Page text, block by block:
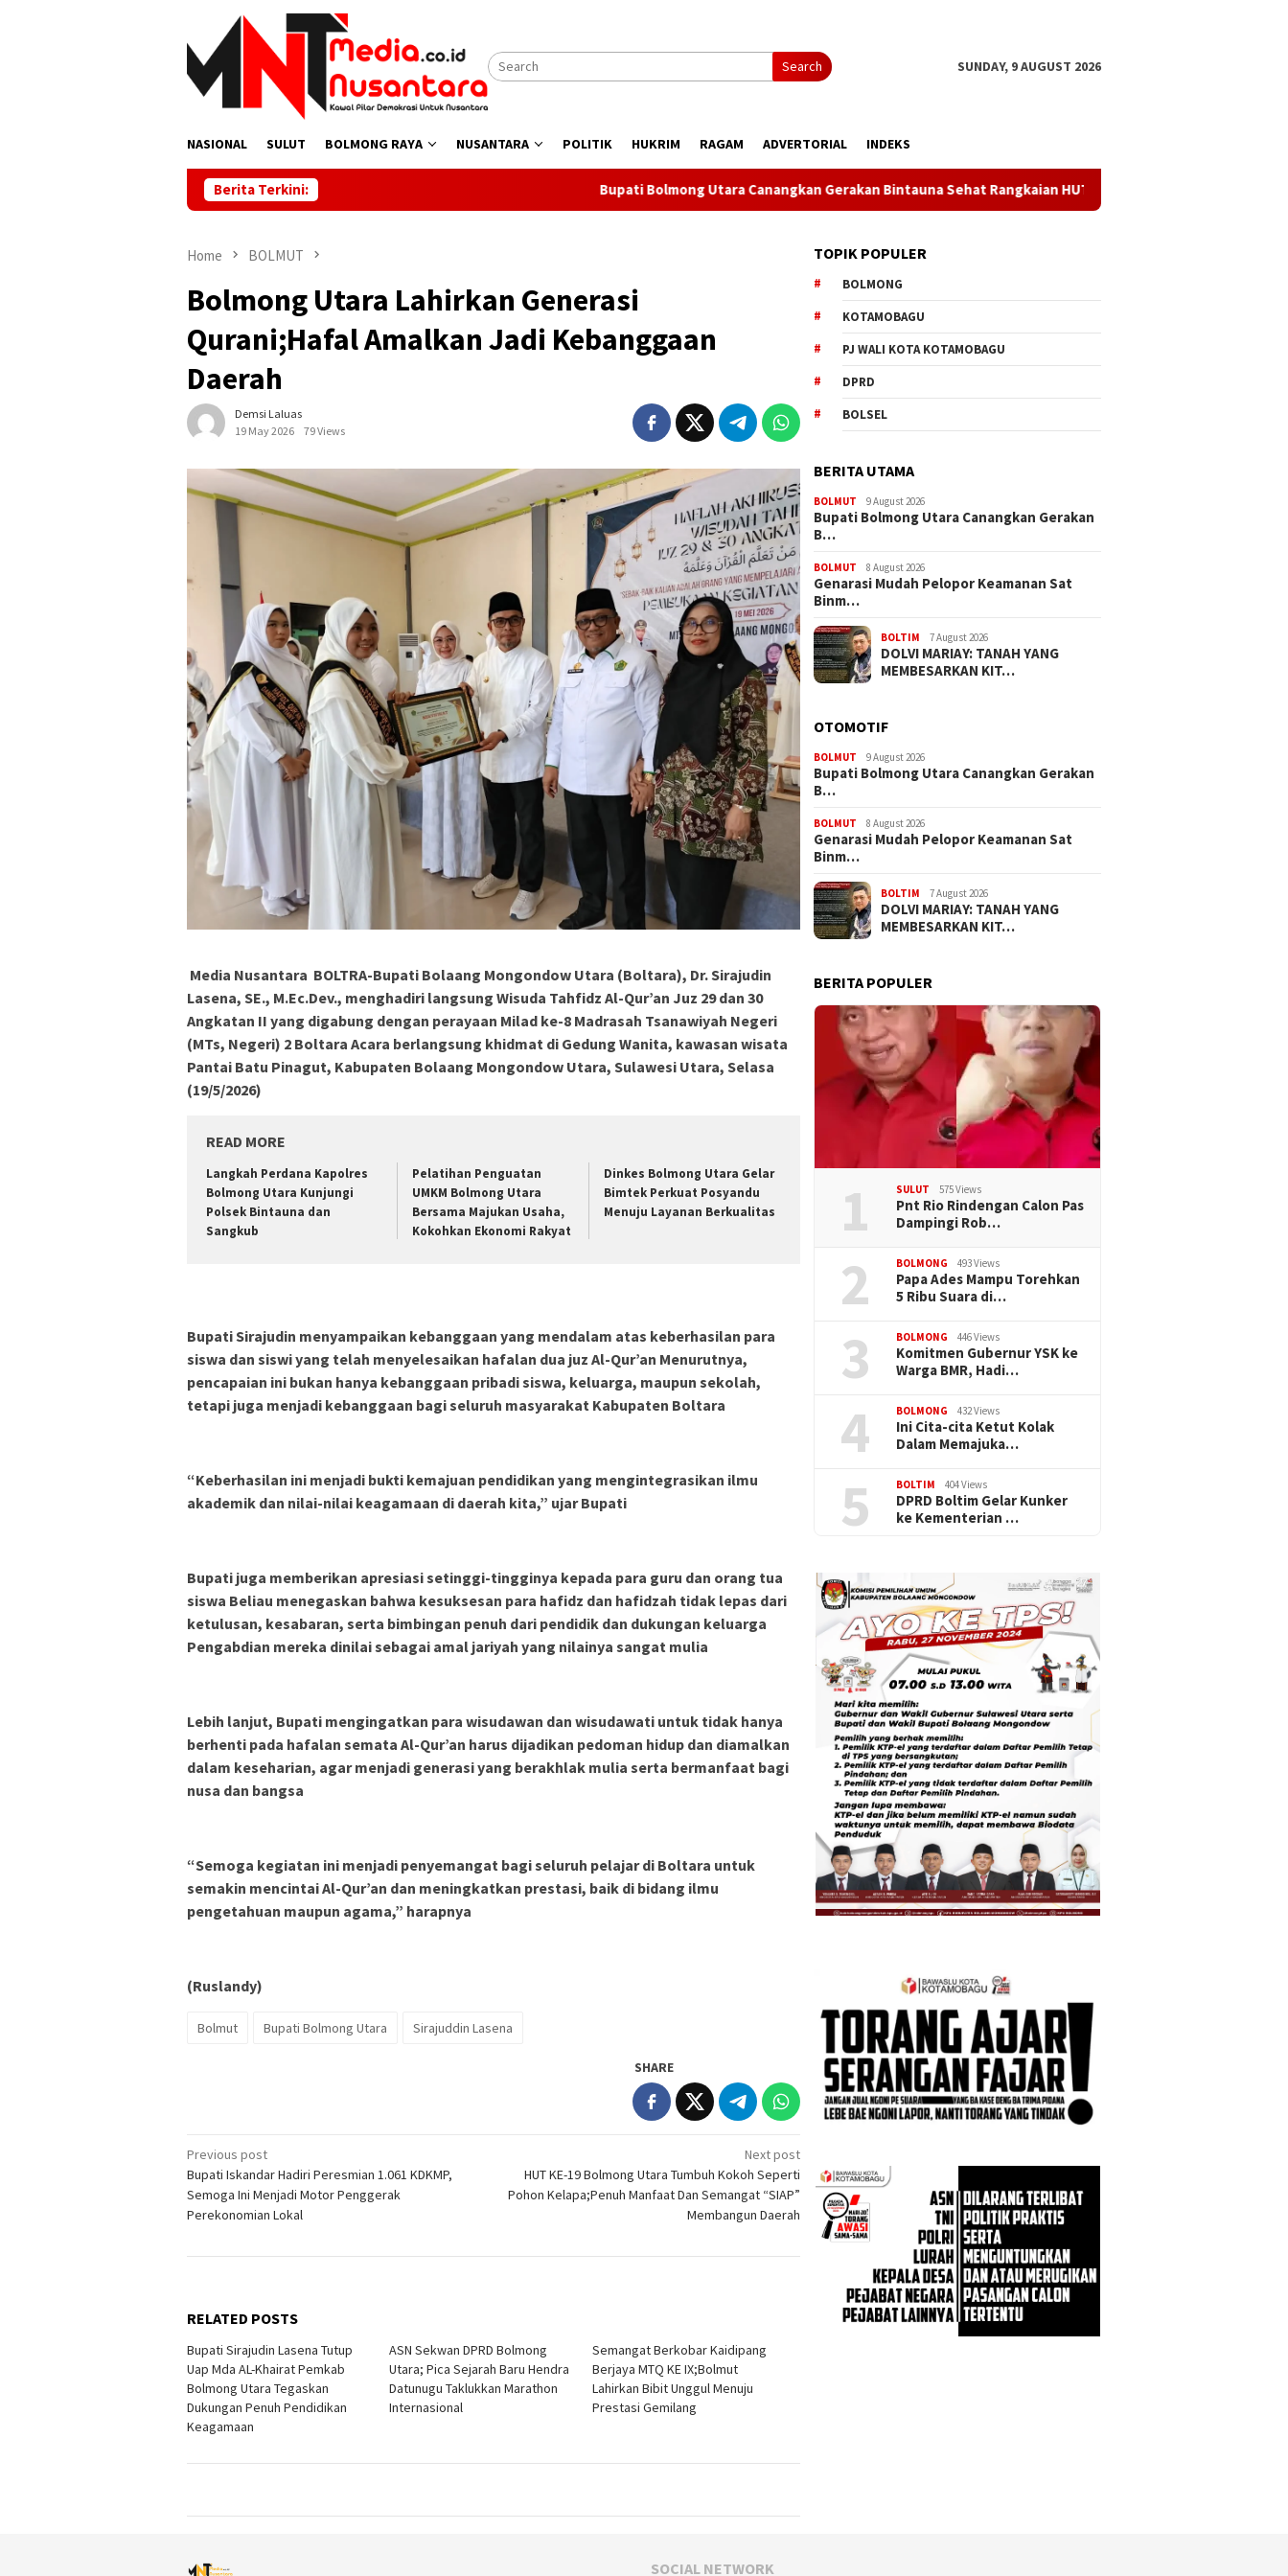
Search
SUNDAY, 9 AUGUST 2026
NASIONAL SULUT BOLMONG RAYA NUSANTARA POLITIK HUKRIM RAGAM ADVERTORIAL INDEKS
Berita Terkini: Bupati Bolmong Utara Canangkan Gerakan Bintauna Sehat Rangkaian HUT ke-81 RI
Home BOLMUT
Bolmong Utara Lahirkan Generasi
Qurani;Hafal Amalkan Jadi Kebanggaan
Daerah
Demsi Laluas
19 May 2026
79 Views
Media Nusantara BOLTRA-Bupati Bolaang Mongondow Utara (Boltara), Dr. Sirajudin
Lasena, SE., M.Ec.Dev., menghadiri langsung Wisuda Tahfidz Al-Qur’an Juz 29 dan 30
Angkatan II yang digabung dengan perayaan Milad ke-8 Madrasah Tsanawiyah Negeri
(MTs, Negeri) 2 Boltara Acara berlangsung khidmat di Gedung Wanita, kawasan wisata
Pantai Batu Pinagut, Kabupaten Bolaang Mongondow Utara, Sulawesi Utara, Selasa
(19/5/2026)
READ MORE
Langkah Perdana Kapolres
Bolmong Utara Kunjungi
Polsek Bintauna dan
Sangkub
Pelatihan Penguatan
UMKM Bolmong Utara
Bersama Majukan Usaha,
Kokohkan Ekonomi Rakyat
Dinkes Bolmong Utara Gelar
Bimtek Perkuat Posyandu
Menuju Layanan Berkualitas
Bupati Sirajudin menyampaikan kebanggaan yang mendalam atas keberhasilan para
siswa dan siswi yang telah menyelesaikan hafalan dua juz Al-Qur’an Menurutnya,
pencapaian ini bukan hanya kebanggaan pribadi siswa, keluarga, maupun sekolah,
tetapi juga menjadi kebanggaan bagi seluruh masyarakat Kabupaten Boltara
“Keberhasilan ini menjadi bukti kemajuan pendidikan yang mengintegrasikan ilmu
akademik dan nilai-nilai keagamaan di daerah kita,” ujar Bupati
Bupati juga memberikan apresiasi setinggi-tingginya kepada para guru dan orang tua
siswa Beliau menegaskan bahwa kesuksesan para hafidz dan hafidzah tidak lepas dari
ketulusan, kesabaran, serta bimbingan penuh dari pendidik dan dukungan keluarga
Pengabdian mereka dinilai sebagai amal jariyah yang nilainya sangat mulia
Lebih lanjut, Bupati mengingatkan para wisudawan dan wisudawati untuk tidak hanya
berhenti pada hafalan semata Al-Qur’an harus dijadikan pedoman hidup dan diamalkan
dalam keseharian, agar menjadi generasi yang berakhlak mulia serta bermanfaat bagi
nusa dan bangsa
“Semoga kegiatan ini menjadi penyemangat bagi seluruh pelajar di Boltara untuk
semakin mencintai Al-Qur’an dan meningkatkan prestasi, baik di bidang ilmu
pengetahuan maupun agama,” harapnya
(Ruslandy)
Bolmut Bupati Bolmong Utara Sirajuddin Lasena
SHARE
Post
navigation
Previous post
Bupati Iskandar Hadiri Peresmian 1.061 KDKMP,
Semoga Ini Menjadi Motor Penggerak
Perekonomian Lokal
Next post
HUT KE-19 Bolmong Utara Tumbuh Kokoh Seperti
Pohon Kelapa;Penuh Manfaat Dan Semangat “SIAP”
Membangun Daerah
RELATED POSTS
Bupati Sirajudin Lasena Tutup
Uap Mda AL-Khairat Pemkab
Bolmong Utara Tegaskan
Dukungan Penuh Pendidikan
Keagamaan
ASN Sekwan DPRD Bolmong
Utara; Pica Sejarah Baru Hendra
Datunugu Taklukkan Marathon
Internasional
Semangat Berkobar Kaidipang
Berjaya MTQ KE IX;Bolmut
Lahirkan Bibit Unggul Menuju
Prestasi Gemilang
TOPIK POPULER
BOLMONG
KOTAMOBAGU
PJ WALI KOTA KOTAMOBAGU
DPRD
BOLSEL
BERITA UTAMA
BOLMUT 9 August 2026
Bupati Bolmong Utara Canangkan Gerakan
B…
BOLMUT 8 August 2026
Genarasi Mudah Pelopor Keamanan Sat
Binm…
BOLTIM 7 August 2026
DOLVI MARIAY: TANAH YANG
MEMBESARKAN KIT…
OTOMOTIF
BOLMUT 9 August 2026
Bupati Bolmong Utara Canangkan Gerakan
B…
BOLMUT 8 August 2026
Genarasi Mudah Pelopor Keamanan Sat
Binm…
BOLTIM 7 August 2026
DOLVI MARIAY: TANAH YANG
MEMBESARKAN KIT…
BERITA POPULER
1 SULUT 575 Views
Pnt Rio Rindengan Calon Pas
Dampingi Rob…
2 BOLMONG 493 Views
Papa Ades Mampu Torehkan
5 Ribu Suara di…
3 BOLMONG 446 Views
Komitmen Gubernur YSK ke
Warga BMR, Hadi…
4 BOLMONG 432 Views
Ini Cita-cita Ketut Kolak
Dalam Memajuka…
5 BOLTIM 404 Views
DPRD Boltim Gelar Kunker
ke Kementerian …
SOCIAL NETWORK